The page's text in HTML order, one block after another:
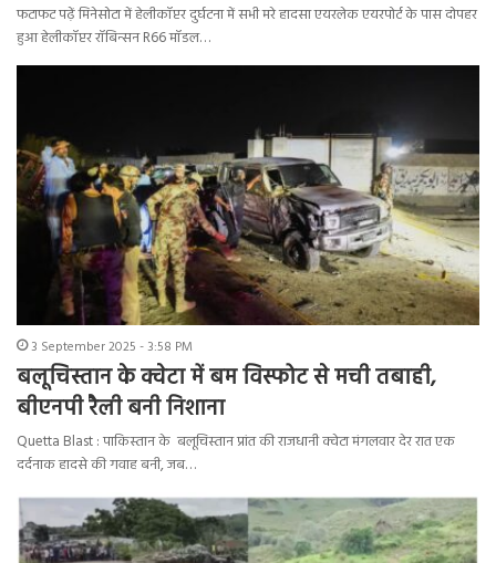
फटाफट पढ़ें मिनेसोटा में हेलीकॉप्टर दुर्घटना में सभी मरे हादसा एयरलेक एयरपोर्ट के पास दोपहर
हुआ हेलीकॉप्टर रॉबिन्सन R66 मॉडल…
3 September 2025 - 3:58 PM
बलूचिस्तान के क्वेटा में बम विस्फोट से मची तबाही,
बीएनपी रैली बनी निशाना
Quetta Blast : पाकिस्तान के बलूचिस्तान प्रांत की राजधानी क्वेटा मंगलवार देर रात एक
दर्दनाक हादसे की गवाह बनी, जब…